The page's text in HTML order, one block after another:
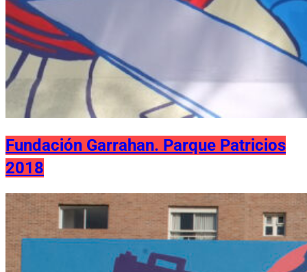
Fundación Garrahan. Parque Patricios
2018